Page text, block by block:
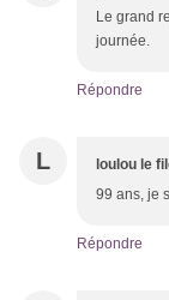
Le grand
journée.
Répondre
L loulou le
99 ans, je
Répondre